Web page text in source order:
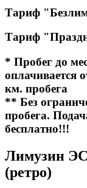
Тариф
Тариф
* Пробег до
оплачивается
км. пробега
** Без
пробега.
бесплатно!!!
Лимузин
(ретро)